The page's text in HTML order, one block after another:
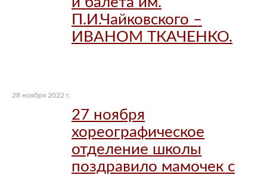
П.И.Чайковского –
ИВАНОМ ТКАЧЕНКО.
28 ноября 2022 г.
27 ноября
хореографическое
отделение школы
поздравило мамочек с